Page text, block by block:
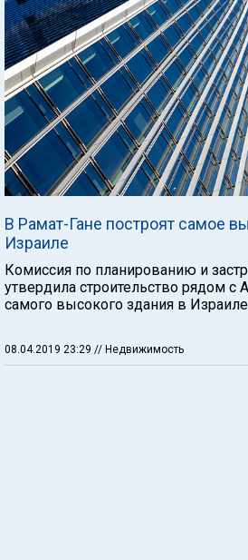
В Рамат-Гане построят самое
Израиле
Комиссия по планированию и
утвердила строительство рядом с
самого высокого здания в
08.04.2019 23:29 // Недвижимость